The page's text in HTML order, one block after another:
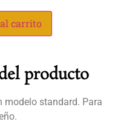
carrito
producto
modelo standard. Para